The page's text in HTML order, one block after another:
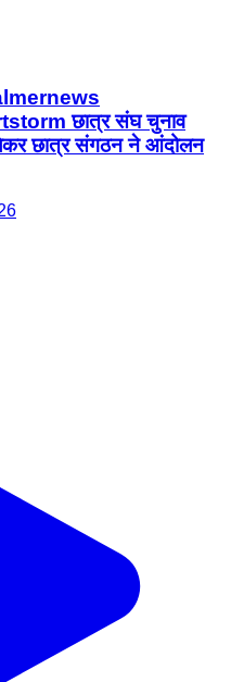
छात्र संघ चुनाव
छात्र संगठन ने आंदोलन